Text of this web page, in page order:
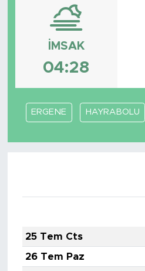
İMSAK
04:28
ERGENE HAYRABOLU
25 Tem Cts
26 Tem Paz